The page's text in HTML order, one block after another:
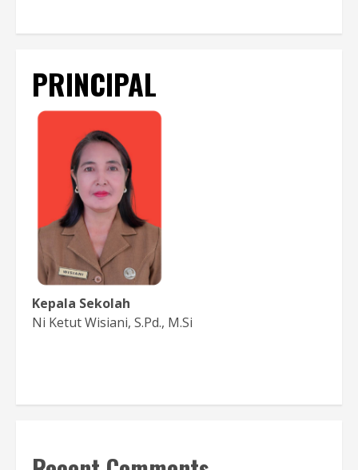
PRINCIPAL
Kepala Sekolah
Ni Ketut Wisiani, S.Pd., M.Si